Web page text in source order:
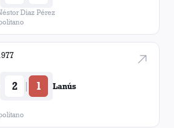
Diaz Pérez
2 | 1 Lanús